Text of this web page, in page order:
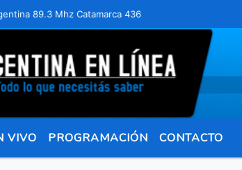
Mhz Catamarca 436 Resistencia Chaco para
VIVO PROGRAMACIÓN CONTACTO